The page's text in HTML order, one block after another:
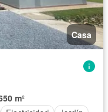
Casa
m²